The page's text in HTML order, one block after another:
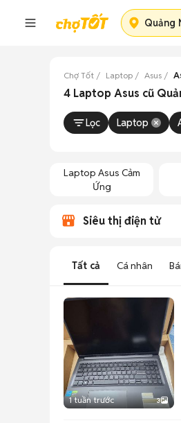
Quảng
Chợ Tốt Laptop Asus
4 Laptop Asus cũ
Lọc Laptop
Laptop Asus Cảm
Ứng
Siêu thị điện tử
Tất cả Cá nhân
1 tuần trước 3